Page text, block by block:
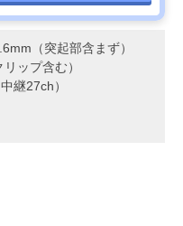
（突起部含まず）
ップ含む）
継27ch）